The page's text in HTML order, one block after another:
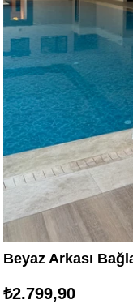
Beyaz Arkası
₺2.799,90